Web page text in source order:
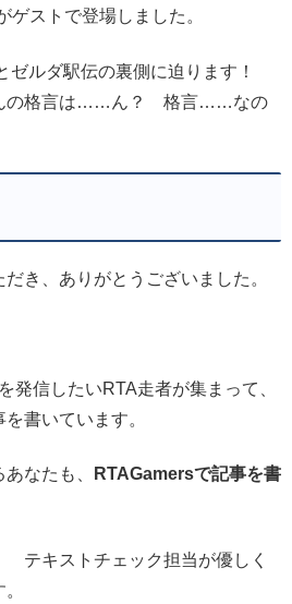
ゲストで登場しました。
ゼルダ駅伝の裏側に迫ります！
んの格言は……ん？ 格言……なの
き、ありがとうございました。
発信したいRTA走者が集まって、
書いています。
なたも、
RTAGamersで記事を書
テキストチェック担当が優しく